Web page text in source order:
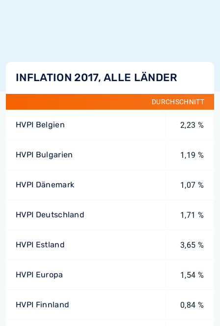
INFLATION 2017, ALLE LÄNDER
DURCHSCHNITT
HVPI Belgien 2,23 %
HVPI Bulgarien 1,19 %
HVPI Dänemark 1,07 %
HVPI Deutschland 1,71 %
HVPI Estland 3,65 %
HVPI Europa 1,54 %
HVPI Finnland 0,84 %